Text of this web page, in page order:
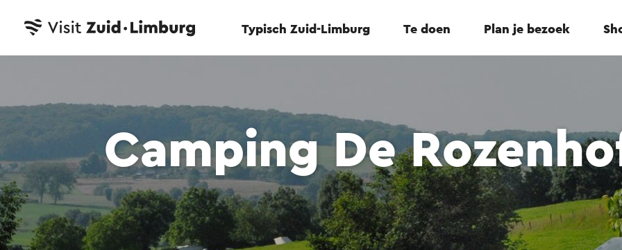
Typisch Zuid-Limburg Te doen Plan je bezoek
Camping De